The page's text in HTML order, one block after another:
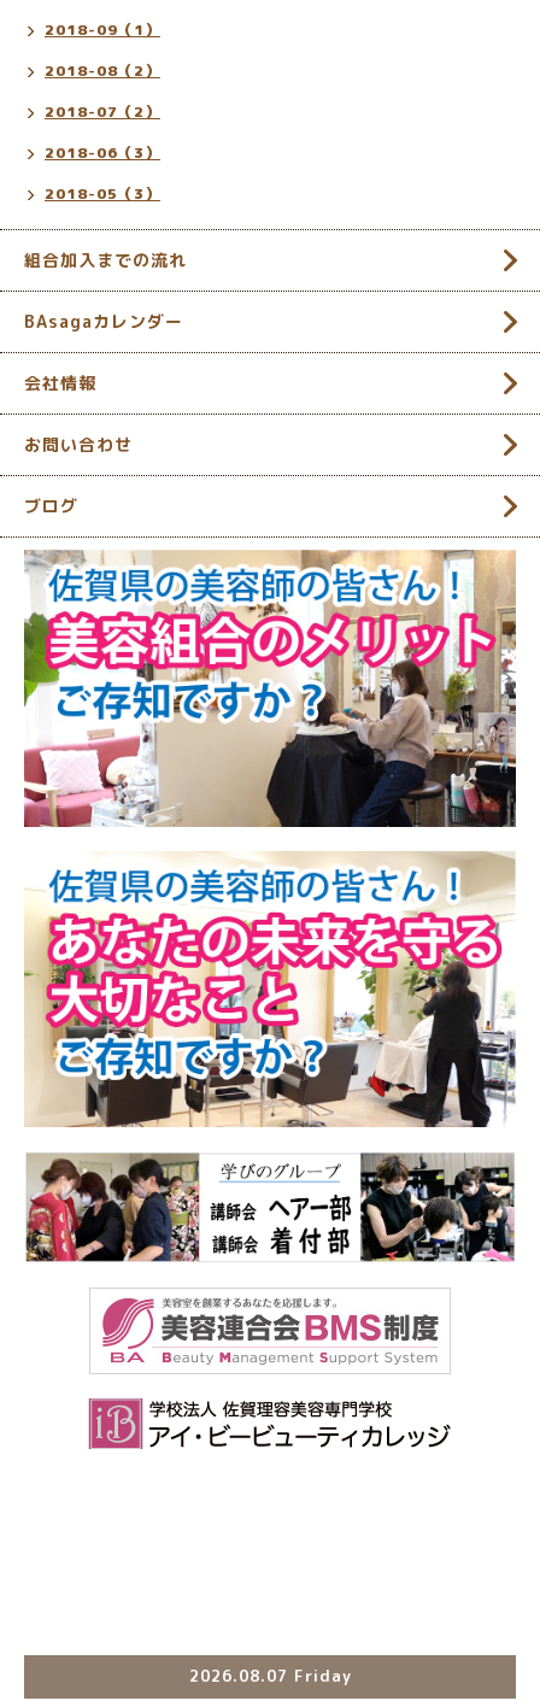
2018-09（1）
2018-08（2）
2018-07（2）
2018-06（3）
2018-05（3）
組合加入までの流れ
BAsagaカレンダー
会社情報
お問い合わせ
ブログ
2026.08.07 Friday